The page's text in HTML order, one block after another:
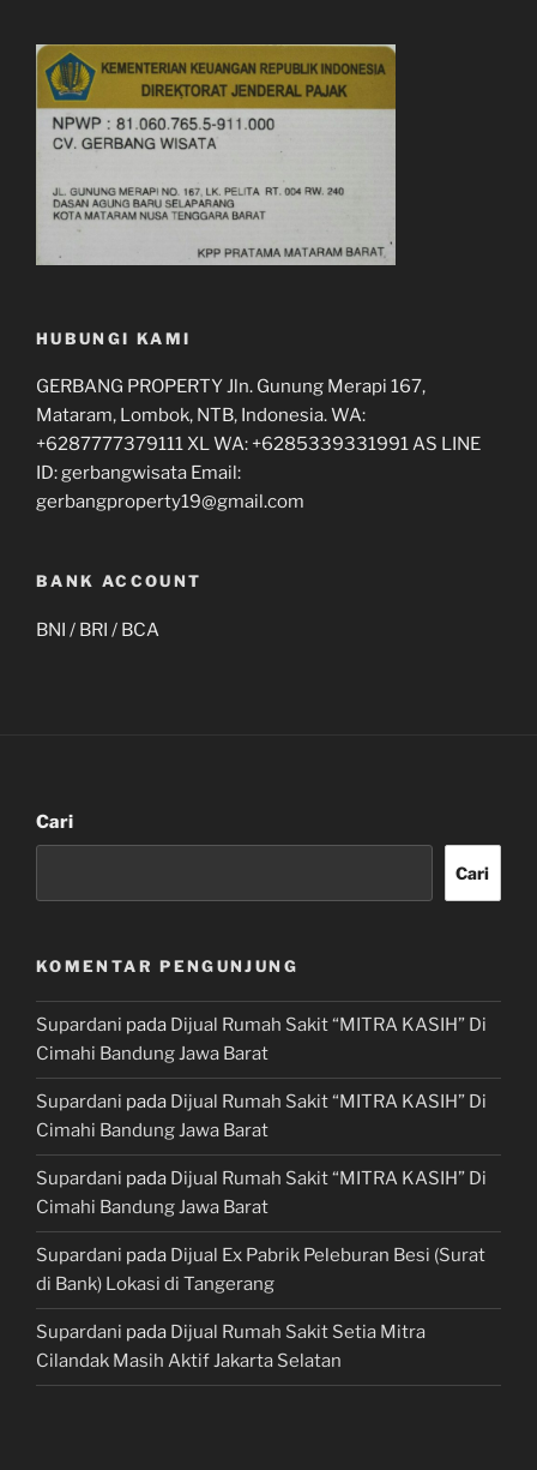
HUBUNGI KAMI
GERBANG PROPERTY Jln. Gunung Merapi 167,
Mataram, Lombok, NTB, Indonesia. WA:
+6287777379111 XL WA: +6285339331991 AS LINE
ID: gerbangwisata Email:
gerbangproperty19@gmail.com
BANK ACCOUNT
BNI / BRI / BCA
Cari
Cari
KOMENTAR PENGUNJUNG
Supardani pada Dijual Rumah Sakit “MITRA KASIH” Di
Cimahi Bandung Jawa Barat
Supardani pada Dijual Rumah Sakit “MITRA KASIH” Di
Cimahi Bandung Jawa Barat
Supardani pada Dijual Rumah Sakit “MITRA KASIH” Di
Cimahi Bandung Jawa Barat
Supardani pada Dijual Ex Pabrik Peleburan Besi (Surat
di Bank) Lokasi di Tangerang
Supardani pada Dijual Rumah Sakit Setia Mitra
Cilandak Masih Aktif Jakarta Selatan